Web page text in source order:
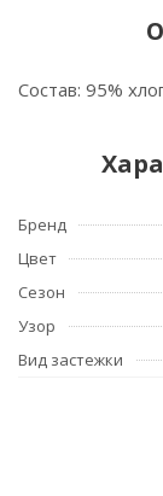
Состав: 95%
Бренд
Цвет
Сезон
Узор
Вид застежки